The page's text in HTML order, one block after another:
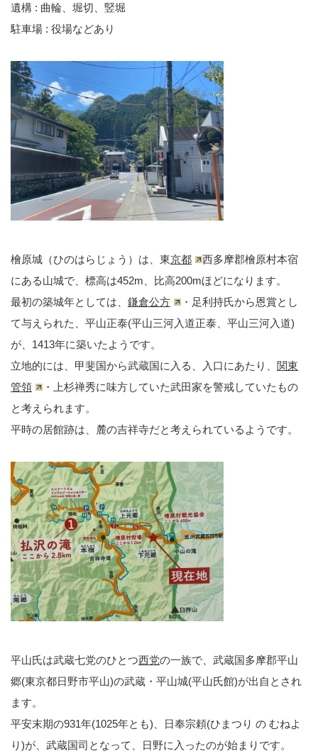
遺構 : 曲輪、堀切、竪堀
駐車場 : 役場などあり
檜原城（ひのはらじょう）は、東京都
西多摩郡檜原村本宿
にある山城で、標高は452m、比高200mほどになります。
最初の築城年としては、 鎌倉公方
・足利持氏から恩賞とし
て与えられた、平山正泰(平山三河入道正泰、平山三河入道)
が、1413年に築いたようです。
立地的には、甲斐国から武蔵国に入る、入口にあたり、 関東
管領
・上杉禅秀に味方していた武田家を警戒していたもの
と考えられます。
平時の居館跡は、麓の吉祥寺だと考えられているようです。
平山氏は武蔵七党のひとつ西党の一族で、武蔵国多摩郡平山
郷(東京都日野市平山)の武蔵・平山城(平山氏館)が出自とされ
ます。
平安末期の931年(1025年とも)、日奉宗頼(ひまつり の むねよ
り)が、武蔵国司となって、日野に入ったのが始まりです。